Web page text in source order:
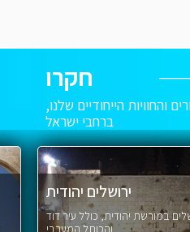
חקרו
והחוויות הייחודיים שלנו,
ברחבי ישראל
ירושלים יהודית
במורשת יהודית, כולל עיר דוד
והכותל המערבי